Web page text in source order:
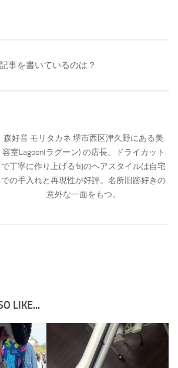
事を書いているのは？
森好音 モリタカネ 堺市西区津久野にある美
容室Lagoon(ラグーン) の店長。ドライカット
で丁寧に作り上げる旬のヘアスタイルは自宅
での手入れと再現性が好評。名所旧跡好きの
意外な一面をもつ。
LIKE...